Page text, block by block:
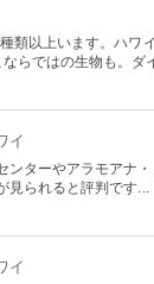
類以上います。ハワ
らではの生物も。ダ
イ
ターやアラモアナ
見られると評判です...
イ